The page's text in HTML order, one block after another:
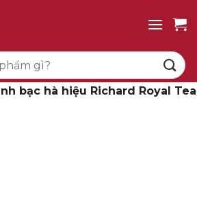
bạc hà hiệu Richard Royal Tea